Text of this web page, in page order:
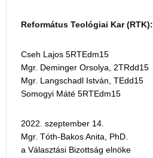
Református Teológiai Kar (RTK):
Cseh Lajos 5RTEdm15
Mgr. Deminger Orsolya, 2TRdd15
Mgr. Langschadl István, TEdd15
Somogyi Máté 5RTEdm15
2022. szeptember 14.
Mgr. Tóth-Bakos Anita, PhD.
a Választási Bizottság elnöke